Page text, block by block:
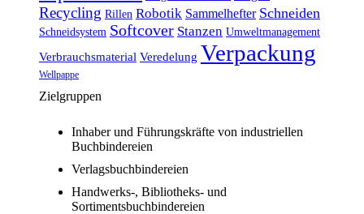
Recycling Rillen Robotik Sammelhefter Schneiden
Schneidsystem Softcover Stanzen Umweltmanagement
Verbrauchsmaterial Veredelung Verpackung
Wellpappe
Zielgruppen
Inhaber und Führungskräfte von industriellen
Buchbindereien
Verlagsbuchbindereien
Handwerks-, Bibliotheks- und
Sortimentsbuchbindereien